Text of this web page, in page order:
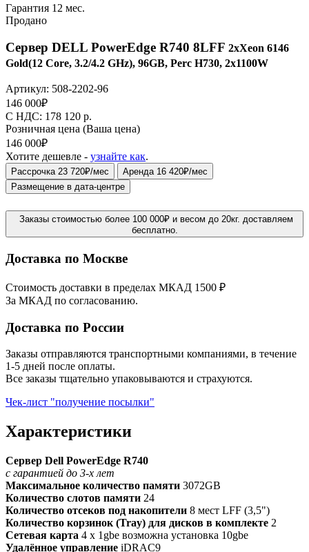
Гарантия 12 мес.
Продано
Сервер DELL PowerEdge R740 8LFF 2xXeon 6146
Gold(12 Core, 3.2/4.2 GHz), 96GB, Perc H730, 2x1100W
Артикул: 508-2202-96
146 000₽
C НДС: 178 120 р.
Розничная цена (Ваша цена)
146 000₽
Хотите дешевле - узнайте как.
Рассрочка 23 720₽/мес
Аренда 16 420₽/мес
Размещение в дата-центре
Заказы стоимостью более 100 000₽ и весом до 20кг. доставляем
бесплатно.
Доставка по Москве
Стоимость доставки в пределах МКАД 1500 ₽
За МКАД по согласованию.
Доставка по России
Заказы отправляются транспортными компаниями, в течение
1-5 дней после оплаты.
Все заказы тщательно упаковываются и страхуются.
Чек-лист "получение посылки"
Характеристики
Сервер Dell PowerEdge R740
с гарантией до 3-х лет
Максимальное количество памяти 3072GB
Количество слотов памяти 24
Количество отсеков под накопители 8 мест LFF (3,5")
Количество корзинок (Tray) для дисков в комплекте 2
Сетевая карта 4 x 1gbe возможна установка 10gbe
Удалённое управление iDRAC9